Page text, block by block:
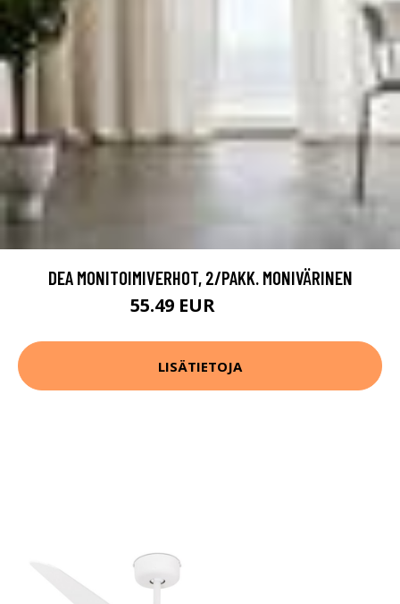
DEA MONITOIMIVERHOT, 2/PAKK. MONIVÄRINEN
55.49 EUR
LISÄTIETOJA